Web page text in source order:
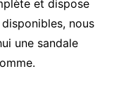
et dispose
nous
une sandale